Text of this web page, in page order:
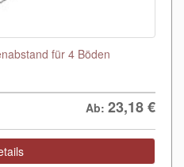
für 4 Böden
Ab: 23,18€